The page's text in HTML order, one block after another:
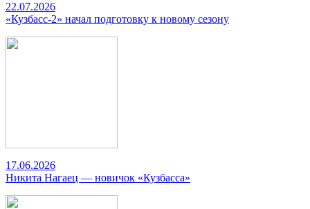
22.07.2026
«Кузбасс-2» начал подготовку к новому сезону
17.06.2026
Никита Нагаец — новичок «Кузбасса»